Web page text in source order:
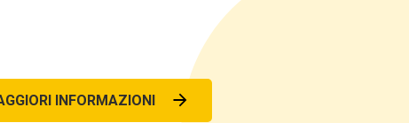
INFORMAZIONI